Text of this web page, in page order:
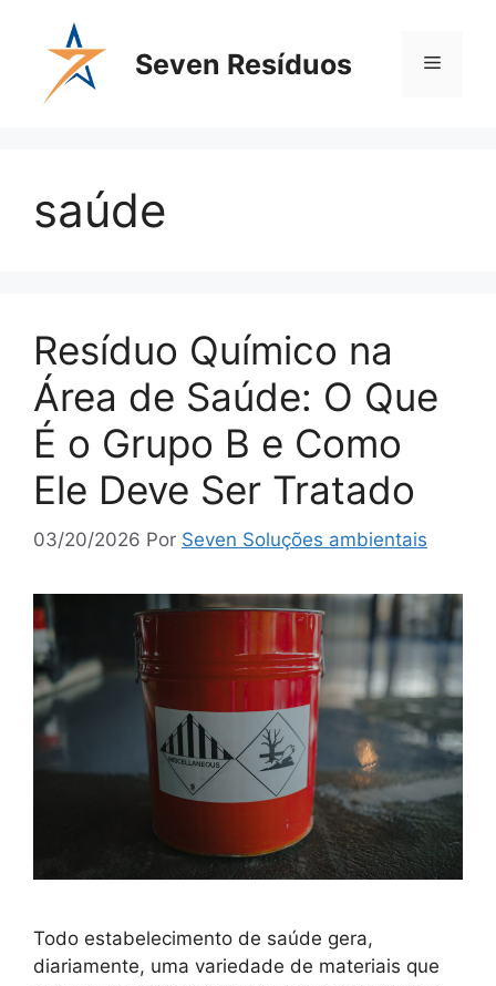
Seven Resíduos
saúde
Resíduo Químico na
Área de Saúde: O Que
É o Grupo B e Como
Ele Deve Ser Tratado
03/20/2026 Por Seven Soluções ambientais
Todo estabelecimento de saúde gera,
diariamente, uma variedade de materiais que